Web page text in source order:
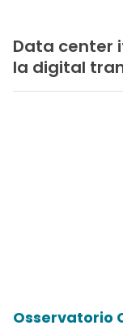
Data center
la digital
Osservatorio